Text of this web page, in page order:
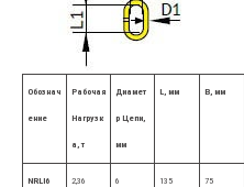
Обознач
ение
Рабочая
Нагрузк
а, т
Диамет
р Цепи,
мм
L, мм B, мм
NRLI6 2,36 6 135 75